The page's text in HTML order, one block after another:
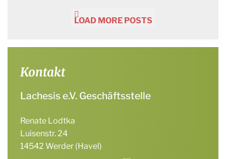
LOAD MORE POSTS
Kontakt
Lachesis e.V. Geschäftsstelle
Renate Lodtka
Luisenstr. 24
14542 Werder (Havel)